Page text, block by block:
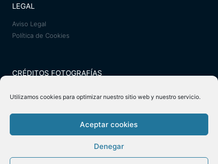
Utilizamos cookies para optimizar nuestro sitio web y nuestro servicio.
Aceptar cookies
Denegar
LEGAL
Aviso Legal
Política de Cookies
CRÉDITOS FOTOGRAFÍAS
Biblioteca Montequinto